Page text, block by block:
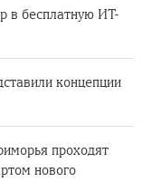
в бесплатную ИТ-
концепции
проходят
нового